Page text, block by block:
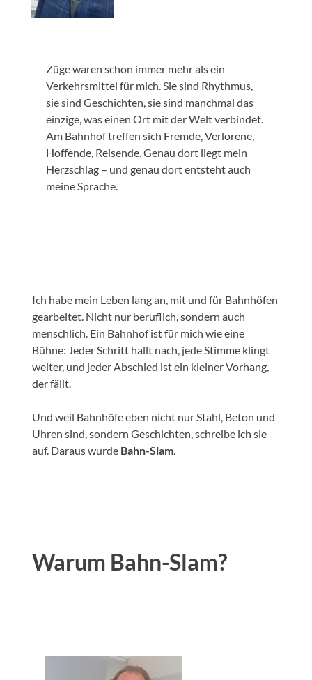
Züge waren schon immer mehr als ein
Verkehrsmittel für mich. Sie sind Rhythmus,
sie sind Geschichten, sie sind manchmal das
einzige, was einen Ort mit der Welt verbindet.
Am Bahnhof treffen sich Fremde, Verlorene,
Hoffende, Reisende. Genau dort liegt mein
Herzschlag – und genau dort entsteht auch
meine Sprache.
Ich habe mein Leben lang an, mit und für Bahnhöfen
gearbeitet. Nicht nur beruflich, sondern auch
menschlich. Ein Bahnhof ist für mich wie eine
Bühne: Jeder Schritt hallt nach, jede Stimme klingt
weiter, und jeder Abschied ist ein kleiner Vorhang,
der fällt.
Und weil Bahnhöfe eben nicht nur Stahl, Beton und
Uhren sind, sondern Geschichten, schreibe ich sie
auf. Daraus wurde Bahn-Slam.
Warum Bahn-Slam?